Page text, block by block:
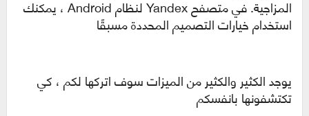
المزاجية. في متصفح Yandex لنظام Android ، يمكنك
استخدام خيارات التصميم المحددة مسبقًا
يوجد الكثير والكثير من الميزات سوف اتركها لكم ، كي
تكتشفونها بانفسكم